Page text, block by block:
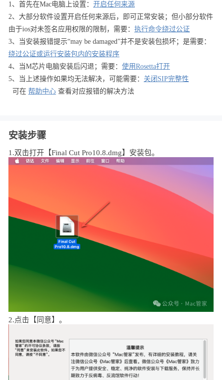
1、首先在Mac电脑上设置： 开启任何来源
2、大部分软件设置开启任何来源后，即可正常安装；但小部分软件
由于ios对未签名应用权限的限制，需要： 执行命令绕过公证
3、当安装报错提示“may be damaged”并不是安装包损坏；是需要：
绕过公证或运行安装包内的安装程序
4、当M芯片电脑安装后闪退；需要： 使用Rosetta打开
5、当上述操作如果均无法解决，可能需要： 关闭SIP完整性
可在 帮助中心 查看对应报错的解决方法
安装步骤
1.双击打开【Final Cut Pro10.8.dmg】安装包。
2.点击【同意】。